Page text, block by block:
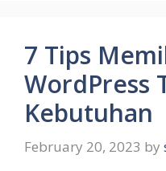
7 Tips
WordPress
Kebutuhan
February 20, 2023 by